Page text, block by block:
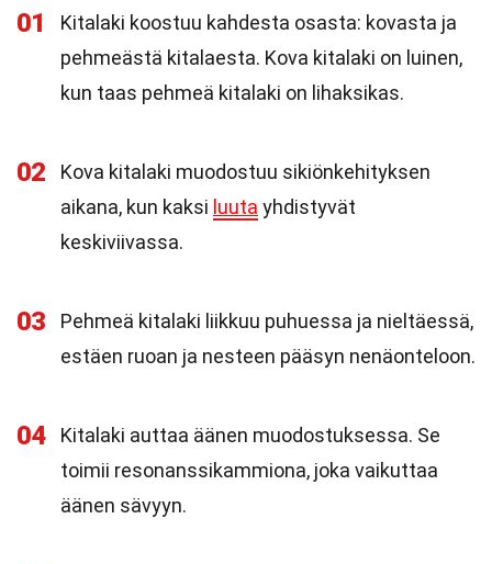
01
Kitalaki koostuu kahdesta osasta: kovasta ja
pehmeästä kitalaesta. Kova kitalaki on luinen,
kun taas pehmeä kitalaki on lihaksikas.
02
Kova kitalaki muodostuu sikiönkehityksen
aikana, kun kaksi luuta yhdistyvät
keskiviivassa.
03
Pehmeä kitalaki liikkuu puhuessa ja nieltäessä,
estäen ruoan ja nesteen pääsyn nenäonteloon.
04
Kitalaki auttaa äänen muodostuksessa. Se
toimii resonanssikammiona, joka vaikuttaa
äänen sävyyn.